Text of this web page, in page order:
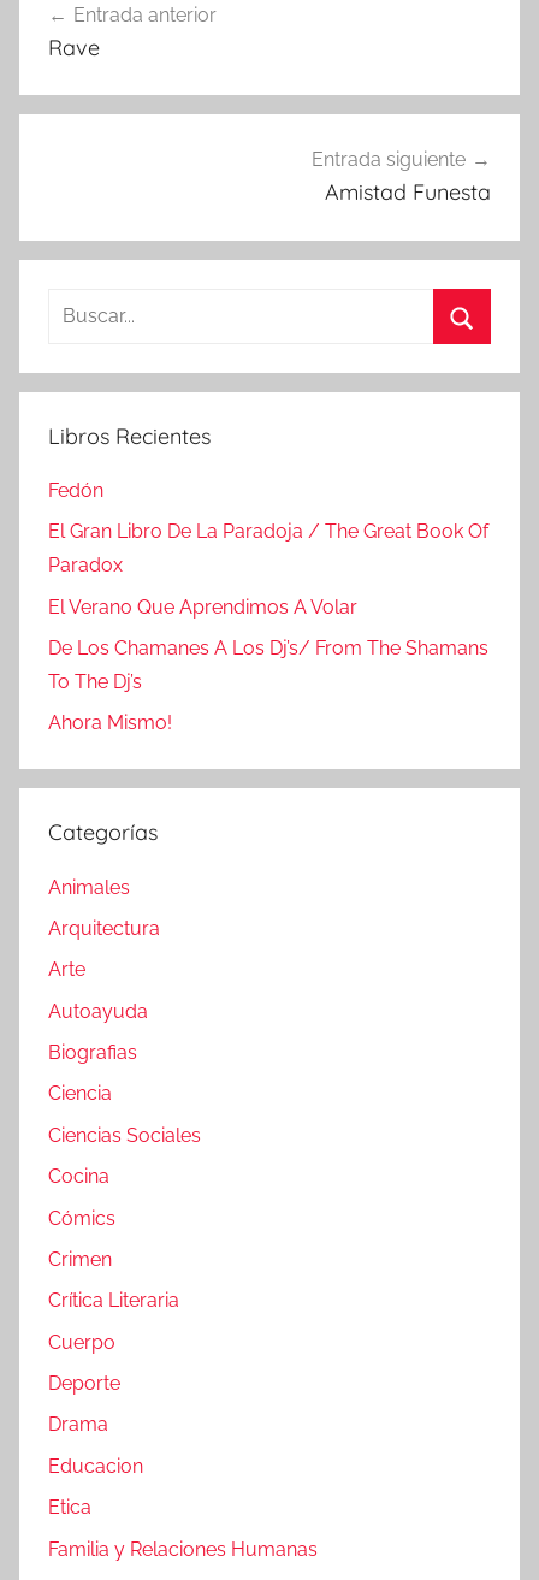
de
Entrada anterior
Rave
Entrada siguiente
Amistad Funesta
Buscar:
Libros Recientes
Fedón
El Gran Libro De La Paradoja / The Great Book Of
Paradox
El Verano Que Aprendimos A Volar
De Los Chamanes A Los Dj’s/ From The Shamans
To The Dj’s
Ahora Mismo!
Categorías
Animales
Arquitectura
Arte
Autoayuda
Biografias
Ciencia
Ciencias Sociales
Cocina
Cómics
Crimen
Crítica Literaria
Cuerpo
Deporte
Drama
Educacion
Etica
Familia y Relaciones Humanas